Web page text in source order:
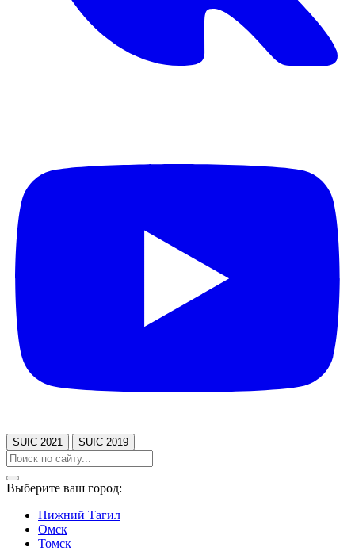
SUIC 2021 SUIC 2019
Выберите ваш город:
Нижний Тагил
Омск
Томск